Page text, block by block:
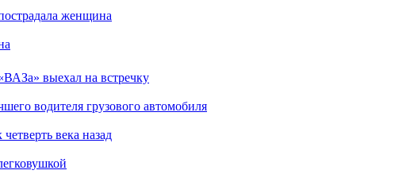
женщина
выехал на встречку
водителя грузового автомобиля
века назад